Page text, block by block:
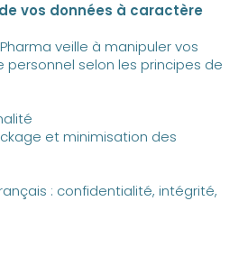
vos données à caractère
veille à manipuler vos
selon les principes de
et minimisation des
: confidentialité, intégrité,